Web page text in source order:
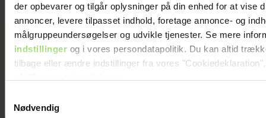
der opbevarer og tilgår oplysninger på din enhed for at vise
annoncer, levere tilpasset indhold, foretage annonce- og
målgruppeundersøgelser og udvikle tjenester. Se mere
indstillingerog i vores persondatapolitik. Du kan altid
tilbage eller ændre indstillinger fra vores
Dine valg anvendes på hele websitet.
Nødvendig
Christina tabte 54 kilo – og holder
vægten: ’I dag ved jeg, hvorfor jeg
blev så overvægtig’